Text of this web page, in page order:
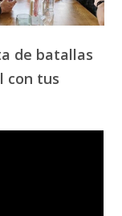
de batallas
con tus